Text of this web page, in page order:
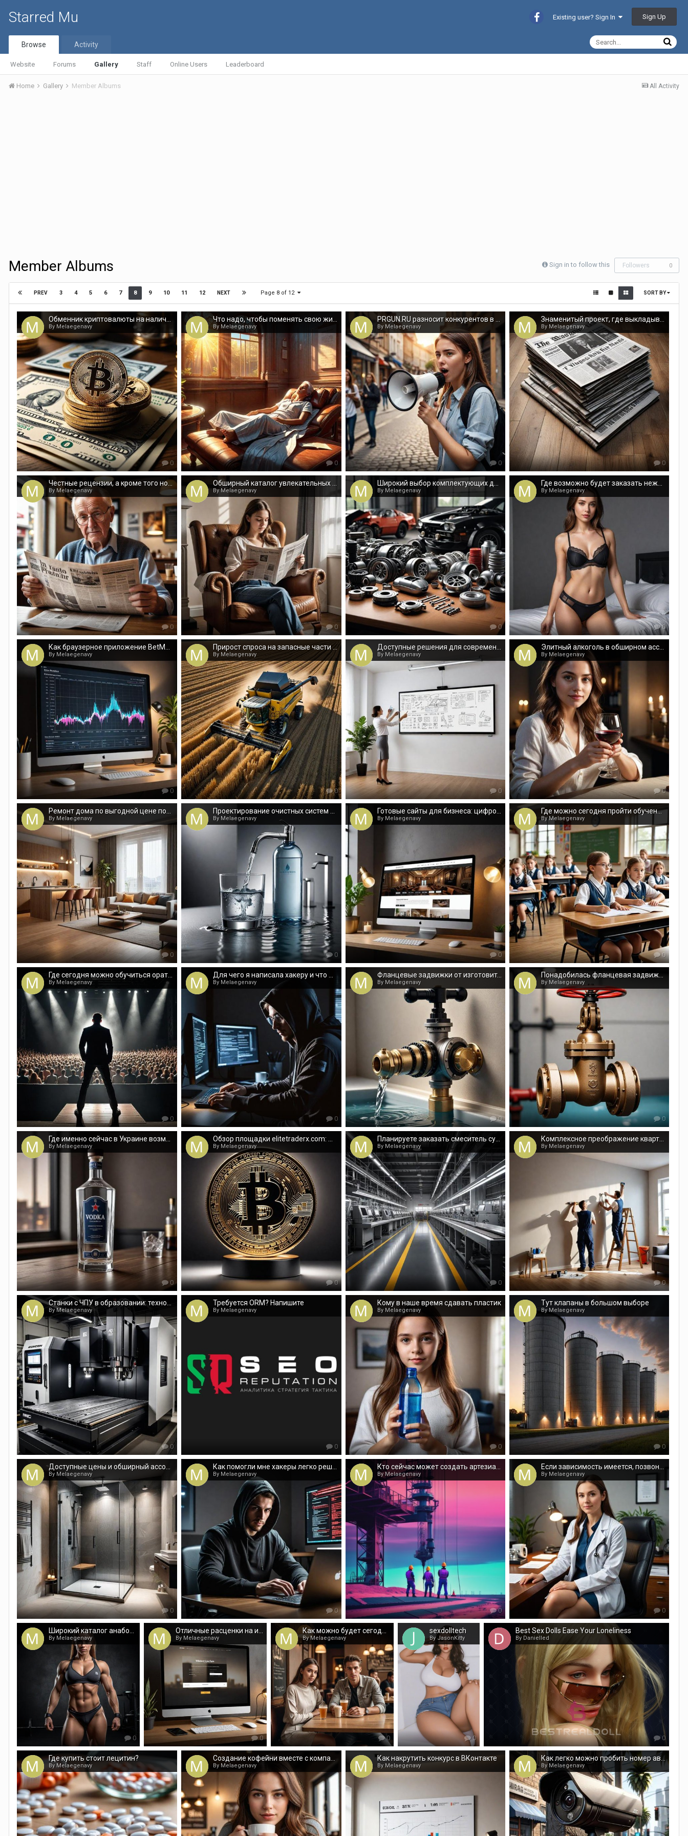
Starred Mu Existing user? Sign In Sign Up
Browse
Website Forums Gallery Staff Online Users Leaderboard
Activity
All Activity
Home Gallery Member Albums
Member Albums Sign in to follow this Followers 0
SORT BY
PREV 3 4 5 6 7 8 9 10 11 12 NEXT Page 8 of 12
By Melaegenavy
0
By Melaegenavy
0
By Melaegenavy
0
By Melaegenavy
0
By Melaegenavy
0
By Melaegenavy
0
By Melaegenavy
0
By Melaegenavy
0
By Melaegenavy
0
Прирост спроса на запасные части к сельхозтехнике в России
By Melaegenavy
0
By Melaegenavy
0
By Melaegenavy
0
By Melaegenavy
0
By Melaegenavy
0
By Melaegenavy
0
Где можно сегодня пройти обучение английскому для программистов?
By Melaegenavy
0
By Melaegenavy
0
By Melaegenavy
0
Фланцевые задвижки от изготовителя в лучшем интернет магазине
By Melaegenavy
0
By Melaegenavy
0
By Melaegenavy
0
By Melaegenavy
0
By Melaegenavy
0
By Melaegenavy
0
By Melaegenavy
0
Требуется ORM? Напишите
By Melaegenavy
0
Кому в наше время сдавать пластик
By Melaegenavy
0
Тут клапаны в большом выборе
By Melaegenavy
0
By Melaegenavy
0
By Melaegenavy
0
By Melaegenavy
0
By Melaegenavy
0
By Melaegenavy
0
By Melaegenavy
0
By Melaegenavy
0
sexdolltech
By JasonKitty
0
Best Sex Dolls Ease Your Loneliness
By Danielled
0
Где купить стоит лецитин?
By Melaegenavy By Melaegenavy
Как накрутить конкурс в ВКонтакте
By Melaegenavy
Как легко можно пробить номер автомобиля?
By Melaegenavy